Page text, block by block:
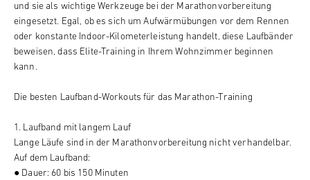
und sie als wichtige Werkzeuge bei der Marathonvorbereitung
eingesetzt. Egal, ob es sich um Aufwärmübungen vor dem Rennen
oder konstante Indoor-Kilometerleistung handelt, diese Laufbänder
beweisen, dass Elite-Training in Ihrem Wohnzimmer beginnen
kann.
Die besten Laufband-Workouts für das Marathon-Training
1. Laufband mit langem Lauf
Lange Läufe sind in der Marathonvorbereitung nicht verhandelbar.
Auf dem Laufband:
● Dauer: 60 bis 150 Minuten